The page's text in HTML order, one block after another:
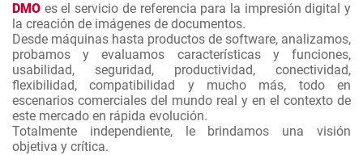
DMO es el servicio de referencia para la impresión digital y
la creación de imágenes de documentos.
Desde máquinas hasta productos de software, analizamos,
probamos y evaluamos características y funciones,
usabilidad, seguridad, productividad, conectividad,
flexibilidad, compatibilidad y mucho más, todo en
escenarios comerciales del mundo real y en el contexto de
este mercado en rápida evolución.
Totalmente independiente, le brindamos una visión
objetiva y crítica.